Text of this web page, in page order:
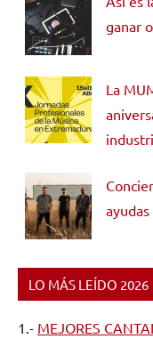
ganar
La
LO MÁS LEÍDO 2026
1.- MEJORES